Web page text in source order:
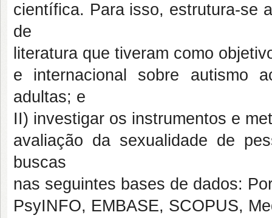
científica. Para isso, estrutura-se
de
literatura que tiveram como
e internacional sobre autismo
adultas; e
II) investigar os instrumentos e
avaliação da sexualidade de
buscas
nas seguintes bases de dados:
PsyINFO, EMBASE, SCOPUS,